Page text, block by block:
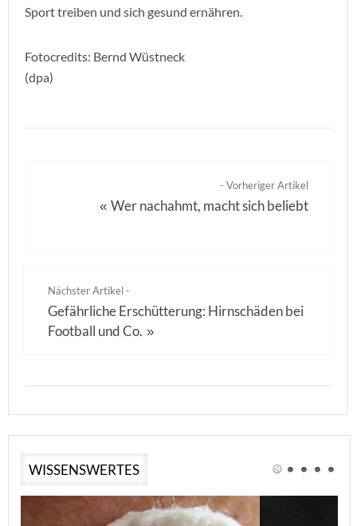
Sport treiben und sich gesund ernähren.
Fotocredits: Bernd Wüstneck
(dpa)
- Vorheriger Artikel
«Wer nachahmt, macht sich beliebt
Nächster Artikel -
Gefährliche Erschütterung: Hirnschäden bei
Football und Co. »
WISSENSWERTES